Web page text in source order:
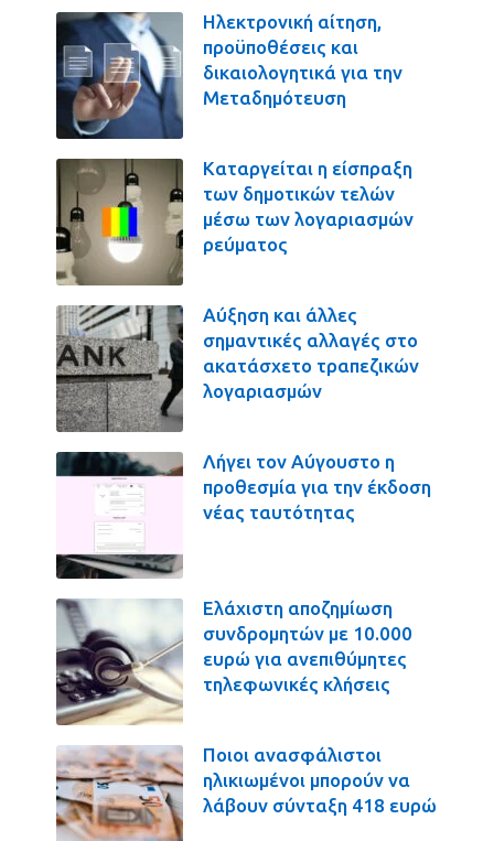
Ηλεκτρονική αίτηση,
προϋποθέσεις και
δικαιολογητικά για την
Μεταδημότευση
Καταργείται η είσπραξη
των δημοτικών τελών
μέσω των λογαριασμών
ρεύματος
Αύξηση και άλλες
σημαντικές αλλαγές στο
ακατάσχετο τραπεζικών
λογαριασμών
Λήγει τον Αύγουστο η
προθεσμία για την έκδοση
νέας ταυτότητας
Ελάχιστη αποζημίωση
συνδρομητών με 10.000
ευρώ για ανεπιθύμητες
τηλεφωνικές κλήσεις
Ποιοι ανασφάλιστοι
ηλικιωμένοι μπορούν να
λάβουν σύνταξη 418 ευρώ